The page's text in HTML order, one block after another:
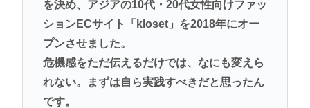
を決め、アジアの10代・20代女性向けファッ
ションECサイト「kloset」を2018年にオー
プンさせました。
危機感をただ伝えるだけでは、なにも変えら
れない。まずは自ら実践すべきだと思ったん
です。